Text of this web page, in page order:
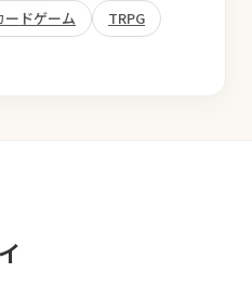
ードゲーム
TRPG